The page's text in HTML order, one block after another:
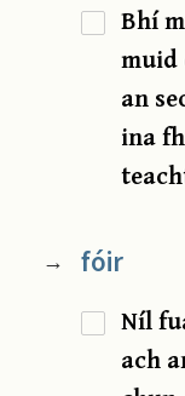
Bhí
muid
an
ina
→ fóir
Níl
ach